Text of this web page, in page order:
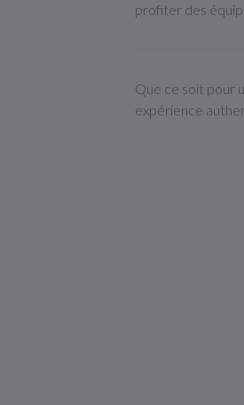
profiter des
Que ce soit pour
expérience